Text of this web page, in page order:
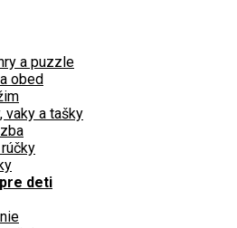
a puzzle
obed
vaky a tašky
deti